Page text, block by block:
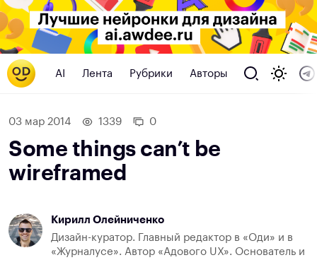
AI Лента Рубрики Авторы
03 мар 2014 1339 0
Some things can’t be
wireframed
Кирилл Олейниченко
Дизайн-куратор. Главный редактор в «Оди» и в
«Журналусе». Автор «Адового UX». Основатель и